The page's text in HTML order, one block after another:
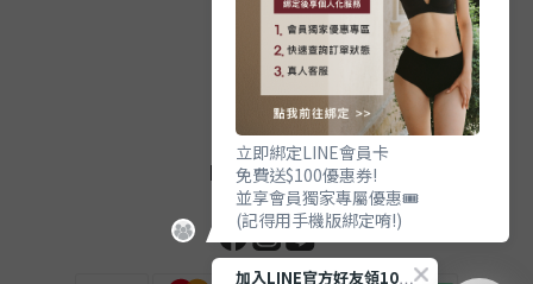
政策與條款
FOLLOW US
立即綁定LINE會員卡
免費送$100優惠券!
並享會員獨家專屬優惠🎟️
(記得用手機版綁定唷!)
加入LINE官方好友領100優惠券💰